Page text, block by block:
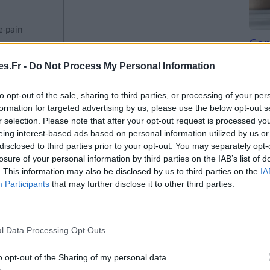
- Do Not Process My Personal Information
opt-out of the sale, sharing to third parties, or processing of your
for targeted advertising by us, please use the below opt-out
selection. Please note that after your opt-out request is processed
interest-based ads based on personal information utilized by us
to third parties prior to your opt-out. You may separately
of your personal information by third parties on the IAB’s list of
This information may also be disclosed by us to third parties on the
Participants that may further disclose it to other third parties.
Data Processing Opt Outs
opt-out of the Sharing of my personal data.
pain
avec un grille-pain, le croque-monsieur est
sandwich français classique est réputé pour sa
qui en font un favori pour le déjeuner
Tri
du